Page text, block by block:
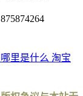
里是什么 淘宝